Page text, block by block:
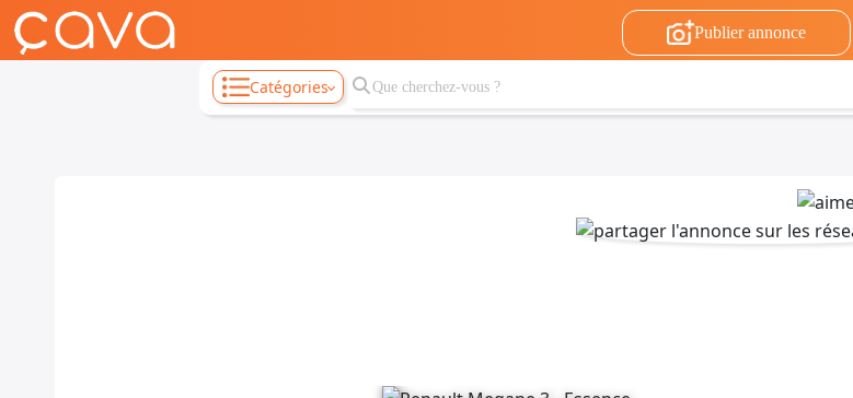
Publier annonce
Catégories